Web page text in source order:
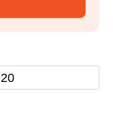
20